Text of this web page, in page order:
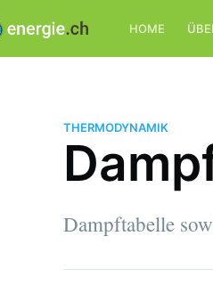
HOME
THERMODYNAMIK
Dampftabelle
Ingenieur für Energie- und